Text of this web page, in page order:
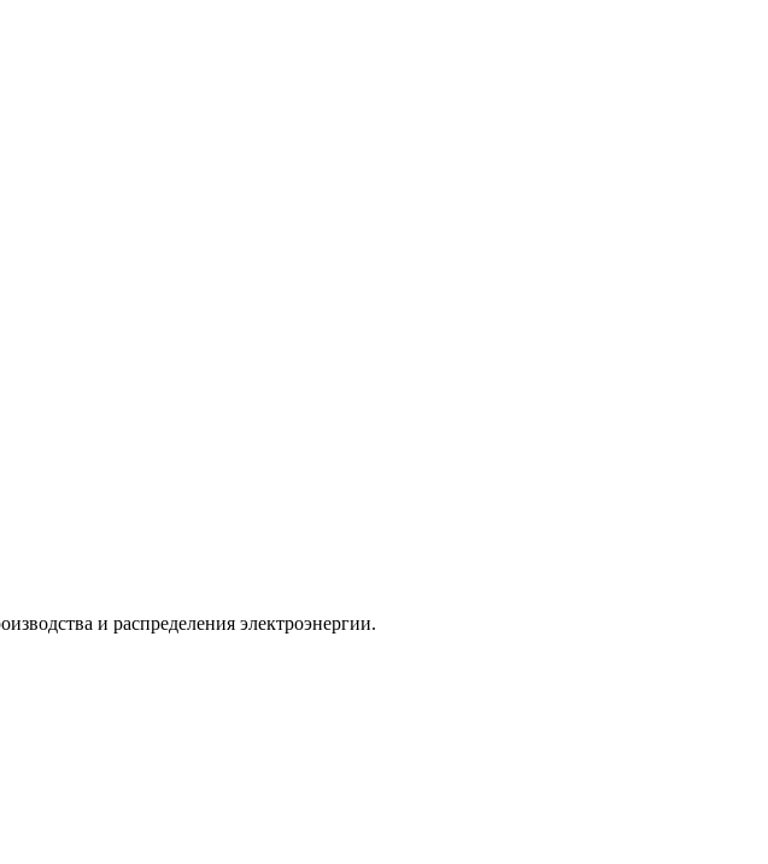
и распределения электроэнергии.